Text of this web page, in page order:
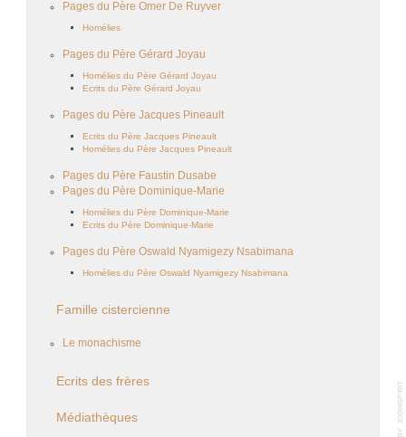
Pages du Père Omer De Ruyver
Homélies
Pages du Père Gérard Joyau
Homélies du Père Gérard Joyau
Ecrits du Père Gérard Joyau
Pages du Père Jacques Pineault
Ecrits du Père Jacques Pineault
Homélies du Père Jacques Pineault
Pages du Père Faustin Dusabe
Pages du Père Dominique-Marie
Homélies du Père Dominique-Marie
Ecrits du Père Dominique-Marie
Pages du Père Oswald Nyamigezy Nsabimana
Homélies du Père Oswald Nyamigezy Nsabimana
Famille cistercienne
Le monachisme
Ecrits des frères
Médiathèques